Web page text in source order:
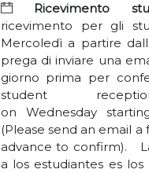
Ricevimento
ricevimento per gli
Mercoledì a partire
prega di inviare una
giorno prima per
student
on Wednesday
(Please send an email a
advance to confirm).
a los estudiantes es los